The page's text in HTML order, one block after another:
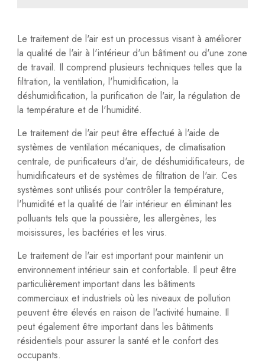
Le traitement de l'air est un processus visant à améliorer
la qualité de l'air à l'intérieur d'un bâtiment ou d'une zone
de travail. Il comprend plusieurs techniques telles que la
filtration, la ventilation, l'humidification, la
déshumidification, la purification de l'air, la régulation de
la température et de l'humidité.
Le traitement de l'air peut être effectué à l'aide de
systèmes de ventilation mécaniques, de climatisation
centrale, de purificateurs d'air, de déshumidificateurs, de
humidificateurs et de systèmes de filtration de l'air. Ces
systèmes sont utilisés pour contrôler la température,
l'humidité et la qualité de l'air intérieur en éliminant les
polluants tels que la poussière, les allergènes, les
moisissures, les bactéries et les virus.
Le traitement de l'air est important pour maintenir un
environnement intérieur sain et confortable. Il peut être
particulièrement important dans les bâtiments
commerciaux et industriels où les niveaux de pollution
peuvent être élevés en raison de l'activité humaine. Il
peut également être important dans les bâtiments
résidentiels pour assurer la santé et le confort des
occupants.